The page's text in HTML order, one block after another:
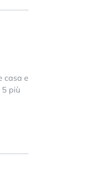
casa e
5 più